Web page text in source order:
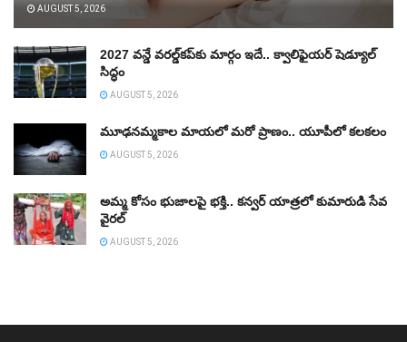
AUGUST 5, 2026
2027 వన్డే వరల్డ్‌కప్‌కు మార్గం ఇదే.. క్వాలిఫైయర్ షెడ్యూల్
సిద్ధం
AUGUST 5, 2026
మూఢనమ్మకాల మాయలో మరో ప్రాణం.. యూపీలో కలకలం
AUGUST 5, 2026
అమ్మ కోసం భుజాలపై భక్తి.. కన్వర్‌ యాత్రలో కుమారుడి సేవ
వైరల్
AUGUST 5, 2026